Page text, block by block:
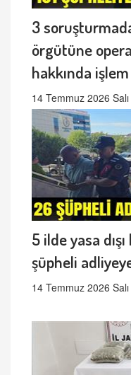
3
örgütüne
hakkında işlem
14 Temmuz 2026 Salı
5 ilde yasa
şüpheli
14 Temmuz 2026 Salı